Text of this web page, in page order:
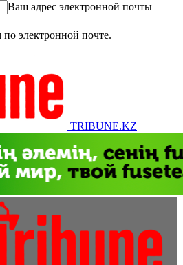
Ваш адрес электронной почты
электронной почте.
TRIBUNE.KZ